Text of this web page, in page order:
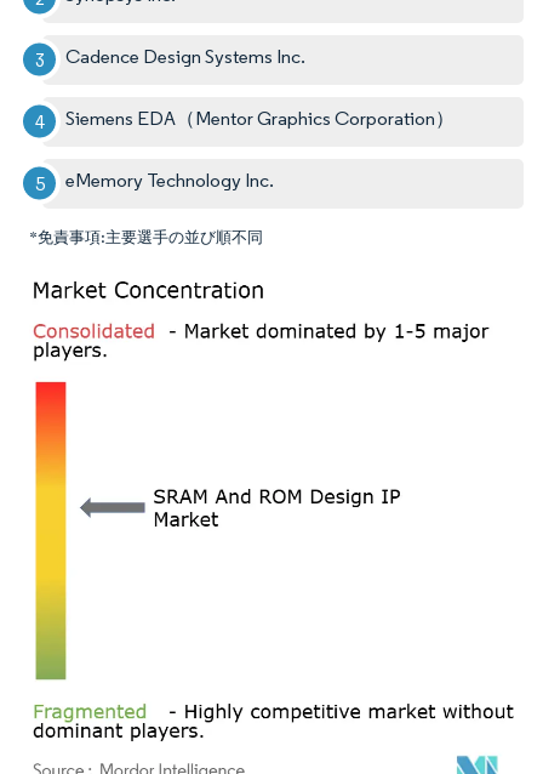
Cadence Design Systems Inc.
Siemens EDA（Mentor Graphics Corporation）
eMemory Technology Inc.
*免責事項:主要選手の並び順不同